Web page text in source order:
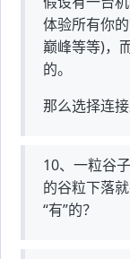
体验所有你
巅峰等等)，
的。
那么选择连
10、一粒谷
的谷粒下落
“有”的？